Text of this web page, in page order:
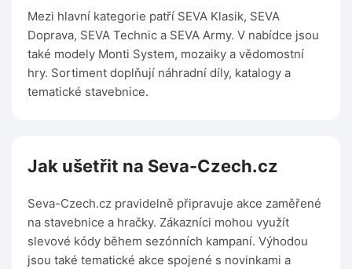
Mezi hlavní kategorie patří SEVA Klasik, SEVA
Doprava, SEVA Technic a SEVA Army. V nabídce jsou
také modely Monti System, mozaiky a vědomostní
hry. Sortiment doplňují náhradní díly, katalogy a
tematické stavebnice.
Jak ušetřit na Seva-Czech.cz
Seva-Czech.cz pravidelně připravuje akce zaměřené
na stavebnice a hračky. Zákazníci mohou využít
slevové kódy během sezónních kampaní. Výhodou
jsou také tematické akce spojené s novinkami a